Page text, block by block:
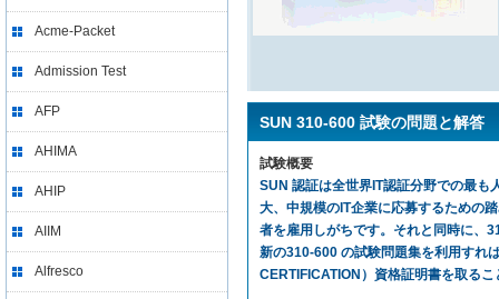
Acme-Packet
Admission Test
AFP
AHIMA
AHIP
AIIM
Alfresco
SUN 310-600 試験の問題と解答
試験概要
SUN 認証は全世界IT認証分野での最
大、中規模のIT企業に応募するための
者を雇用しがちです。それと同時に、
新の310-600 の試験問題集を利用す
CERTIFICATION）資格証明書を取る